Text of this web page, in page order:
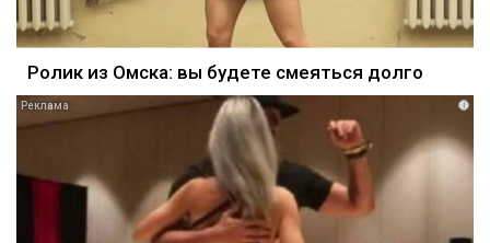
Ролик из Омска: вы будете смеяться долго
i